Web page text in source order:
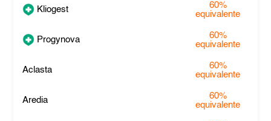
Kliogest
60%
equivalente
Progynova
60%
equivalente
Aclasta
60%
equivalente
Aredia
60%
equivalente